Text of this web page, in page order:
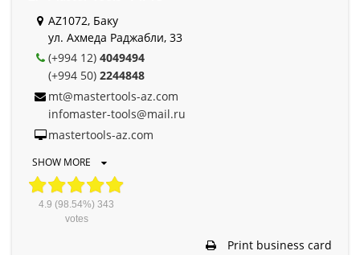
AZ1072, Баку
ул. Ахмеда Раджабли, 33
(+994 12) 4049494
(+994 50) 2244848
mt@mastertools-az.com
infomaster-tools@mail.ru
mastertools-az.com
SHOW MORE
4.9 (98.54%) 343
votes
Print business card